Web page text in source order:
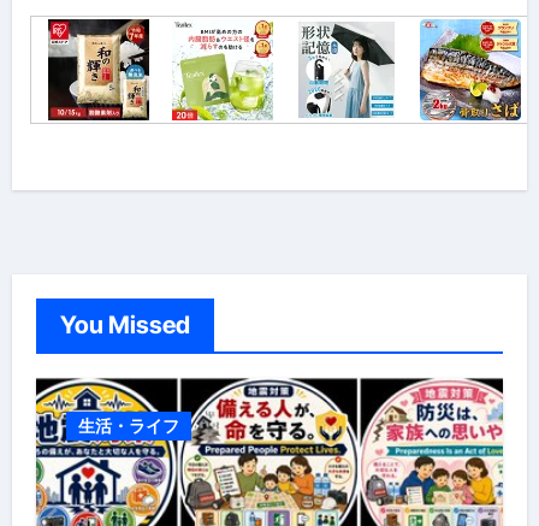
You Missed
生活・ライフ